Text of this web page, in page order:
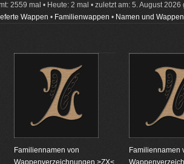
2559 mal • Heute: 2 mal • zuletzt am: 5. August 2026
Wappen • Familienwappen • Namen und Wappen
Familiennamen von
Familiennamen